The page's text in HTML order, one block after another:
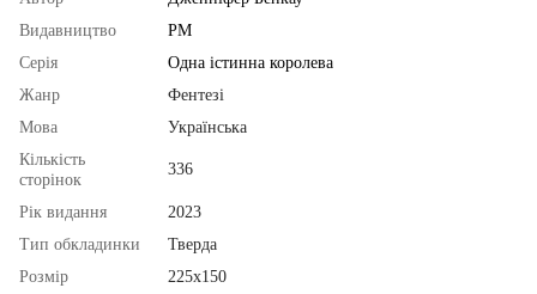
Видавництво
РМ
Серія
Одна істинна королева
Жанр
Фентезі
Мова
Українська
Кількість
сторінок
336
Рік видання
2023
Тип обкладинки
Тверда
Розмір
225х150